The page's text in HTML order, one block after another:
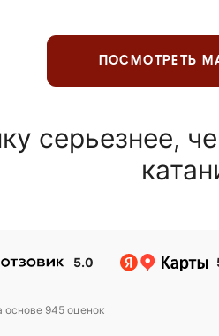
ПОСМОТРЕТЬ
серьезнее,
5.0
основе 945 оценок